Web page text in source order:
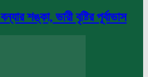
শঙ্কা, ভারী বৃষ্টির পূর্বাভাস